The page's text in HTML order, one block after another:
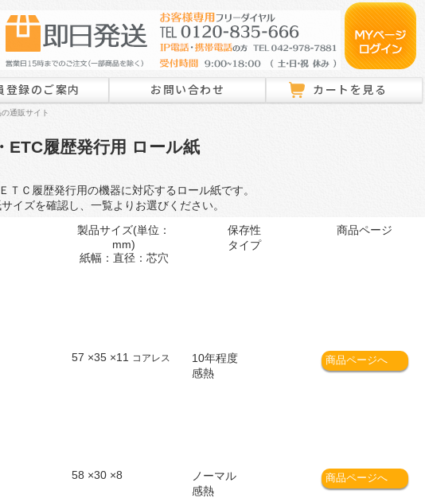
登録のご案内 お問い合わせ
ロール紙特注のご相談はこちら
その他のお問い合わせ
カートを見る
通販サイト
ETC履歴発行用 ロール紙
ＴＣ履歴発行用の機器に対応するロール紙です。
イズを確認し、一覧よりお選びください。
製品サイズ(単位：
mm)
紙幅：直径：芯穴
保存性
タイプ
商品ページ
57 ×35 ×11 コアレス
10年程度
感熱
商品ページへ
58 ×30 ×8
ノーマル
感熱
商品ページへ